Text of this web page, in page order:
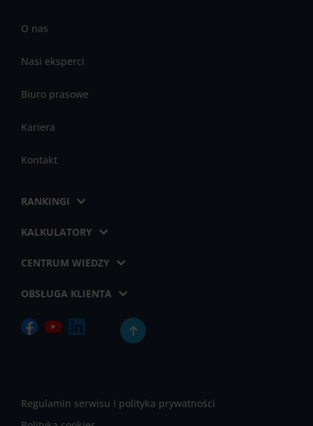
O nas
Nasi eksperci
Biuro prasowe
Kariera
Kontakt
RANKINGI
KALKULATORY
CENTRUM WIEDZY
OBSŁUGA KLIENTA
Regulamin serwisu i polityka prywatności